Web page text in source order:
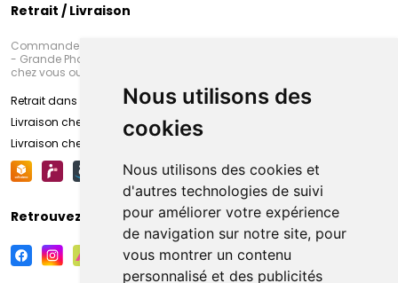
Nous utilisons des
cookies
Nous utilisons des cookies et
d'autres technologies de suivi
pour améliorer votre expérience
de navigation sur notre site, pour
vous montrer un contenu
personnalisé et des publicités
Retrait / Livraison
Commandez en ligne et venez chercher votre commande à Amiens
- Grande Pharmacie d’Amiens (Fachon) ou recevez-là rapidement
chez vous ou en point retrait
Retrait dans la pharmacie d’Amiens
Livraison chez vous
Livraison chez votre commerçant
Retrouvez-nous sur vos réseaux sociaux